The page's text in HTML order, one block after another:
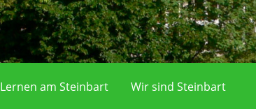
Lernen am Steinbart Wir sind Steinbart